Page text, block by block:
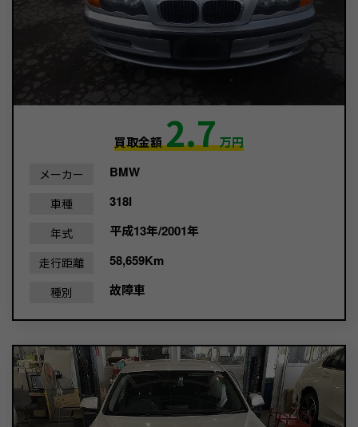
買取金額2.7万円
メーカー BMW
車種 318I
年式 平成13年/2001年
走行距離 58,659Km
種別 故障車